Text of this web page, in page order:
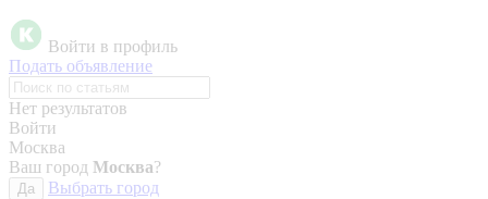
Войти в профиль
Подать объявление
Нет результатов
Войти
Москва
Ваш город Москва?
Да
Выбрать город